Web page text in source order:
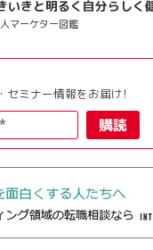
いきと明るく自分らしく
マーケター図鑑
セミナー情報をお届け!